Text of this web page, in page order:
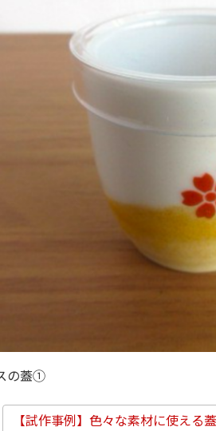
の蓋①
【試作事例】色々な素材に使え